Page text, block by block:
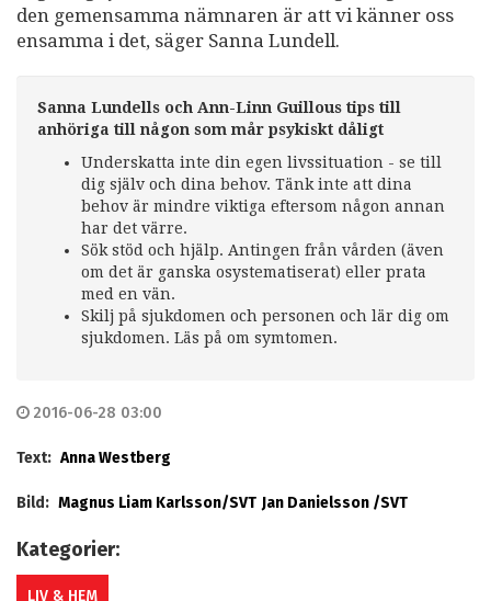
den gemensamma nämnaren är att vi känner oss
ensamma i det, säger Sanna Lundell.
Sanna Lundells och Ann-Linn Guillous tips till
anhöriga till någon som mår psykiskt dåligt
Underskatta inte din egen livssituation - se till
dig själv och dina behov. Tänk inte att dina
behov är mindre viktiga eftersom någon annan
har det värre.
Sök stöd och hjälp. Antingen från vården (även
om det är ganska osystematiserat) eller prata
med en vän.
Skilj på sjukdomen och personen och lär dig om
sjukdomen. Läs på om symtomen.
2016-06-28 03:00
Text: Anna Westberg
Bild: Magnus Liam Karlsson/SVT Jan Danielsson /SVT
Kategorier:
LIV & HEM